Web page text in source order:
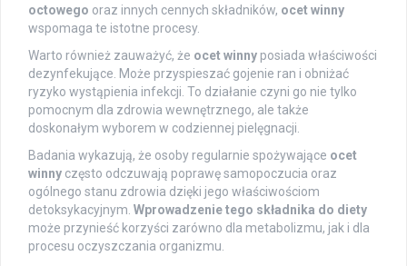
octowego oraz innych cennych składników, ocet winny
wspomaga te istotne procesy.
Warto również zauważyć, że ocet winny posiada właściwości
dezynfekujące. Może przyspieszać gojenie ran i obniżać
ryzyko wystąpienia infekcji. To działanie czyni go nie tylko
pomocnym dla zdrowia wewnętrznego, ale także
doskonałym wyborem w codziennej pielęgnacji.
Badania wykazują, że osoby regularnie spożywające ocet
winny często odczuwają poprawę samopoczucia oraz
ogólnego stanu zdrowia dzięki jego właściwościom
detoksykacyjnym. Wprowadzenie tego składnika do diety
może przynieść korzyści zarówno dla metabolizmu, jak i dla
procesu oczyszczania organizmu.